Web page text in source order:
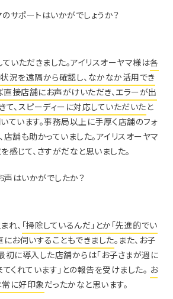
サポートはいかがでしょうか？
ていただきました。アイリスオーヤマ様は各
況を遠隔から確認し、なかなか活用でき
接店舗にお声がけいただき、エラーが出
て、スピーディーに対応していただいた と
ています。事務局以上に手厚く店舗のフォ
店舗も助かっていました。アイリスオーヤマ
感じて、さすがだなと思いました。
声はいかがでしたか？
れ、 「掃除しているんだ」とか「先進的でい
にお伺いすることもできました。また、お子
初に導入した店舗からは「お子さまが週に
くれています」との報告を受けました。 お
に好印象だったかなと思います。